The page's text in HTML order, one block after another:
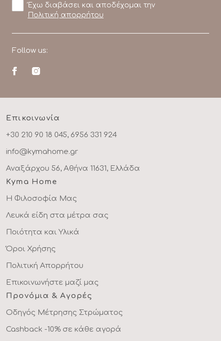
Έχω διαβάσει και αποδέχομαι την
Πολιτική απορρήτου
Follow us:
Επικοινωνία
+30 210 90 18 045, 6956 331 924
info@kymahome.gr
Αναξάρχου 56, Αθήνα 11631, Ελλάδα
Kyma Home
Η Φιλοσοφία Μας
Λευκά είδη στα μέτρα σας
Ποιότητα και Υλικά
Όροι Χρήσης
Πολιτική Απορρήτου
Επικοινωνήστε μαζί μας
Προνόμια & Αγορές
Οδηγός Μέτρησης Στρώματος
Cashback -10% σε κάθε αγορά